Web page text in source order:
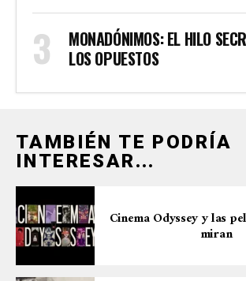
MONADÓNIMOS: EL HILO
LOS OPUESTOS
TAMBIÉN TE PODRÍA
INTERESAR...
Cinema Odyssey y las
miran